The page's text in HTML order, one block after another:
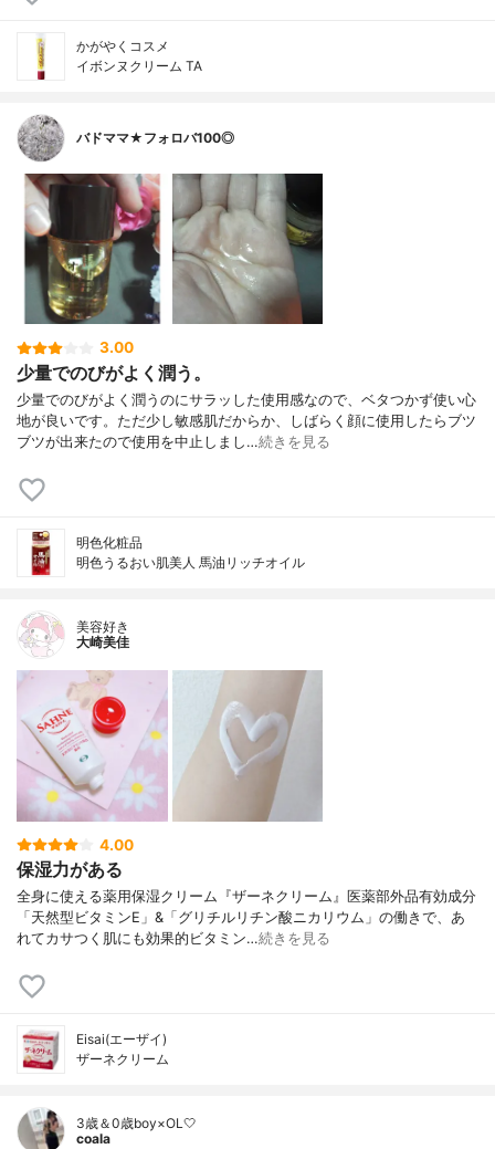
かがやくコスメ
イボンヌクリーム TA
バドママ★フォロバ100◎
3.00
少量でのびがよく潤う。
少量でのびがよく潤うのにサラッした使用感なので、ベタつかず使い心
地が良いです。ただ少し敏感肌だからか、しばらく顔に使用したらブツ
ブツが出来たので使用を中止しまし…続きを見る
明色化粧品
明色うるおい肌美人 馬油リッチオイル
美容好き
大崎美佳
4.00
保湿力がある
全身に使える薬用保湿クリーム『ザーネクリーム』医薬部外品有効成分
「天然型ビタミンE」&「グリチルリチン酸ニカリウム」の働きで、あ
れてカサつく肌にも効果的ビタミン…続きを見る
Eisai(エーザイ)
ザーネクリーム
3歳＆0歳boy×OL🤍
coala